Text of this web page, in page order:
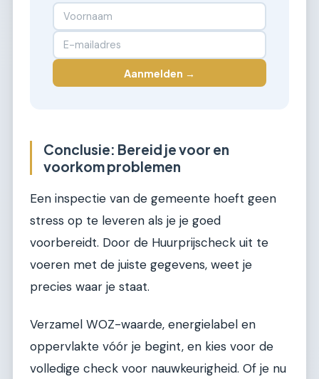
Aanmelden →
Conclusie: Bereid je voor en
voorkom problemen
Een inspectie van de gemeente hoeft geen
stress op te leveren als je je goed
voorbereidt. Door de Huurprijscheck uit te
voeren met de juiste gegevens, weet je
precies waar je staat.
Verzamel WOZ-waarde, energielabel en
oppervlakte vóór je begint, en kies voor de
volledige check voor nauwkeurigheid. Of je nu